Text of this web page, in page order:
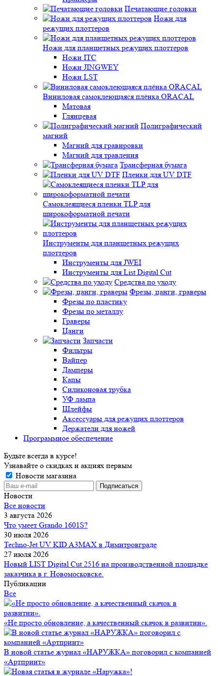
Печатающие головки
Ножи для
режущих плоттеров
Ножи для планшетных режущих плоттеров
Ножи ITC
Ножи JINGWEY
Ножи LST
Виниловая самоклеющаяся плёнка ORACAL
Матовая
Глянцевая
Полиграфический
магний
Магний для гравировки
Магний для травления
Трансферная бумага
Пленки для UV DTF
Самоклеящиеся пленки TLP для
широкоформатной печати
Инструменты для планшетных режущих
плоттеров
Инструменты для JWEI
Инструменты для List Digital Cut
Средства по уходу
Фрезы, цанги, граверы
Фрезы по пластику
Фрезы по металлу
Граверы
Цанги
Запчасти
Фильтры
Вайпер
Дамперы
Капы
Силиконовая трубка
УФ лампа
Шлейфы
Аксессуары для режущих плоттеров
Держатели для ножей
Программное обеспечение
Будьте всегда в курсе!
Узнавайте о скидках и акциях первым
Новости магазина
Новости
Все новости
3 августа 2026
Что умеет Grando 1601S?
30 июля 2026
Techno-Jet UV KID A3MAX в Димитровграде
27 июля 2026
Новый LIST Digital Cut 2516 на производственной площадке
заказчика в г. Новомосковске.
Публикации
Все
«Не просто обновление, а качественный скачок в развитии».
В новой статье журнал «НАРУЖКА» поговорил с компанией
«Артпринт»